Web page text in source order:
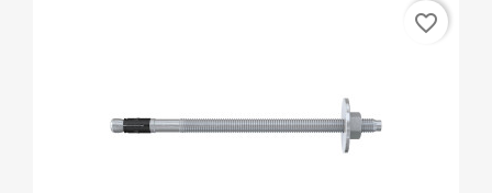
favorite_border